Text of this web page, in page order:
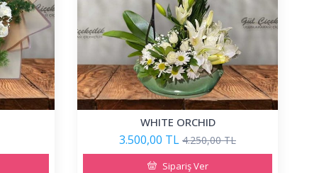
WHITE ORCHID
3.500,00 TL 4.250,00 TL
Sipariş Ver